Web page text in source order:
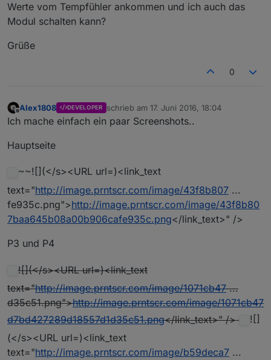
Werte vom Tempfühler ankommen und ich auch das
Modul schalten kann?
Grüße
0
Alex1808 DEVELOPER schrieb am 17. Juni 2016, 18:04
zuletzt editiert von
Ich mache einfach ein paar Screenshots..
Hauptseite
~~![](</s><URL url=)<link_text
text="http://image.prntscr.com/image/43f8b807 ...
fe935c.png">http://image.prntscr.com/image/43f8b80
7baa645b08a00b906cafe935c.png</link_text>" />
P3 und P4
![](</s><URL url=)<link_text
text="http://image.prntscr.com/image/1071cb47...
d35c51.png">http://image.prntscr.com/image/1071cb47
d7bd427289d18557d1d35c51.png</link_text>" />
![]
(</s><URL url=)<link_text
text="http://image.prntscr.com/image/b59deca7 ...